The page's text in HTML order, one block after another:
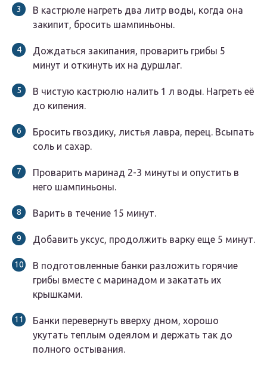
В кастрюле нагреть два литр воды, когда она
закипит, бросить шампиньоны.
Дождаться закипания, проварить грибы 5
минут и откинуть их на дуршлаг.
В чистую кастрюлю налить 1 л воды. Нагреть её
до кипения.
Бросить гвоздику, листья лавра, перец. Всыпать
соль и сахар.
Проварить маринад 2-3 минуты и опустить в
него шампиньоны.
Варить в течение 15 минут.
Добавить уксус, продолжить варку еще 5 минут.
В подготовленные банки разложить горячие
грибы вместе с маринадом и закатать их
крышками.
Банки перевернуть вверху дном, хорошо
укутать теплым одеялом и держать так до
полного остывания.